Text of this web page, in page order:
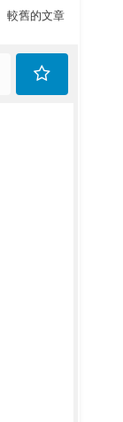
較舊的文章